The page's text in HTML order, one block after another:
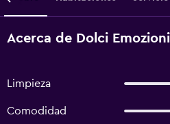
Acerca de Dolci
Limpieza
Comodidad